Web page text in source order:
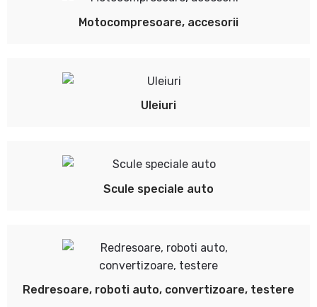
Motocompresoare, accesorii
Uleiuri
Scule speciale auto
Redresoare, roboti auto, convertizoare, testere